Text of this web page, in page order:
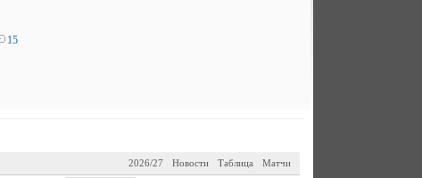
15
Матчи
Таблица
Новости
2026/27